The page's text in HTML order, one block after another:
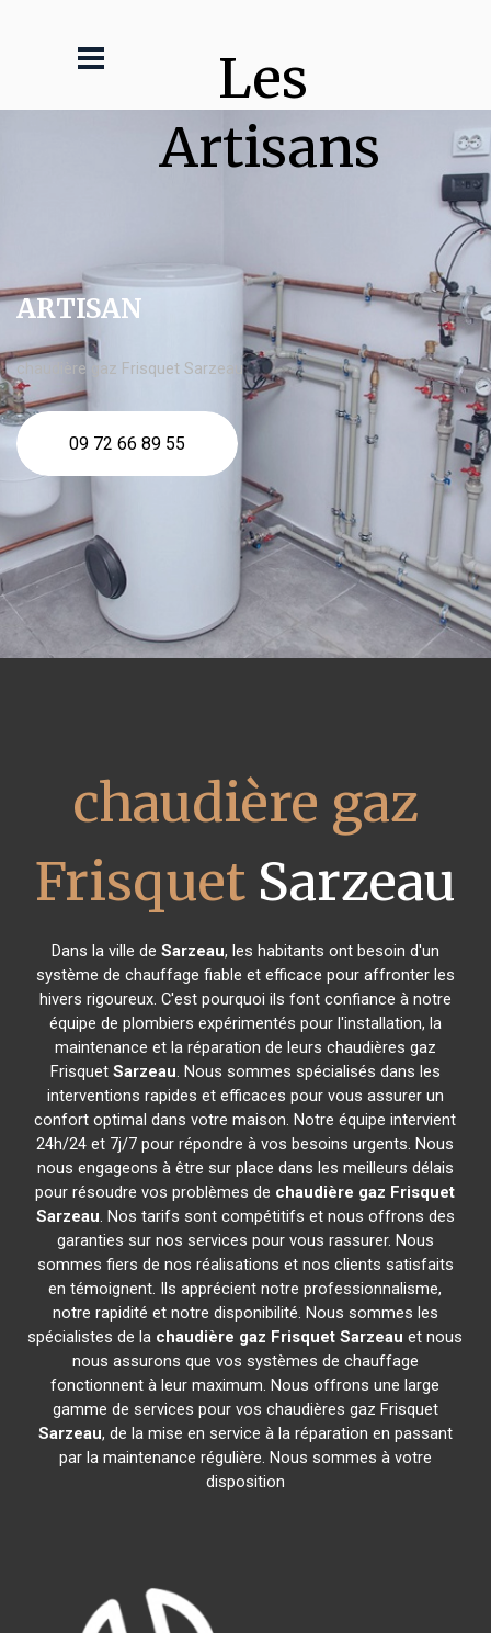
Les
Artisans
ARTISAN
chaudière gaz Frisquet Sarzeau
09 72 66 89 55
chaudière gaz
FrisquetSarzeau
Dans la ville de Sarzeau, les habitants ont besoin d'un
système de chauffage fiable et efficace pour affronter les
hivers rigoureux. C'est pourquoi ils font confiance à notre
équipe de plombiers expérimentés pour l'installation, la
maintenance et la réparation de leurs chaudières gaz
Frisquet Sarzeau. Nous sommes spécialisés dans les
interventions rapides et efficaces pour vous assurer un
confort optimal dans votre maison. Notre équipe intervient
24h/24 et 7j/7 pour répondre à vos besoins urgents. Nous
nous engageons à être sur place dans les meilleurs délais
pour résoudre vos problèmes de chaudière gaz Frisquet
Sarzeau. Nos tarifs sont compétitifs et nous offrons des
garanties sur nos services pour vous rassurer. Nous
sommes fiers de nos réalisations et nos clients satisfaits
en témoignent. Ils apprécient notre professionnalisme,
notre rapidité et notre disponibilité. Nous sommes les
spécialistes de la chaudière gaz Frisquet Sarzeau et nous
nous assurons que vos systèmes de chauffage
fonctionnent à leur maximum. Nous offrons une large
gamme de services pour vos chaudières gaz Frisquet
Sarzeau, de la mise en service à la réparation en passant
par la maintenance régulière. Nous sommes à votre
disposition